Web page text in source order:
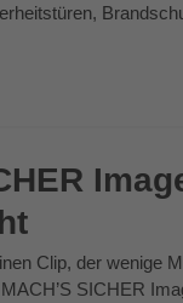
Clip, der wenige
SICHER